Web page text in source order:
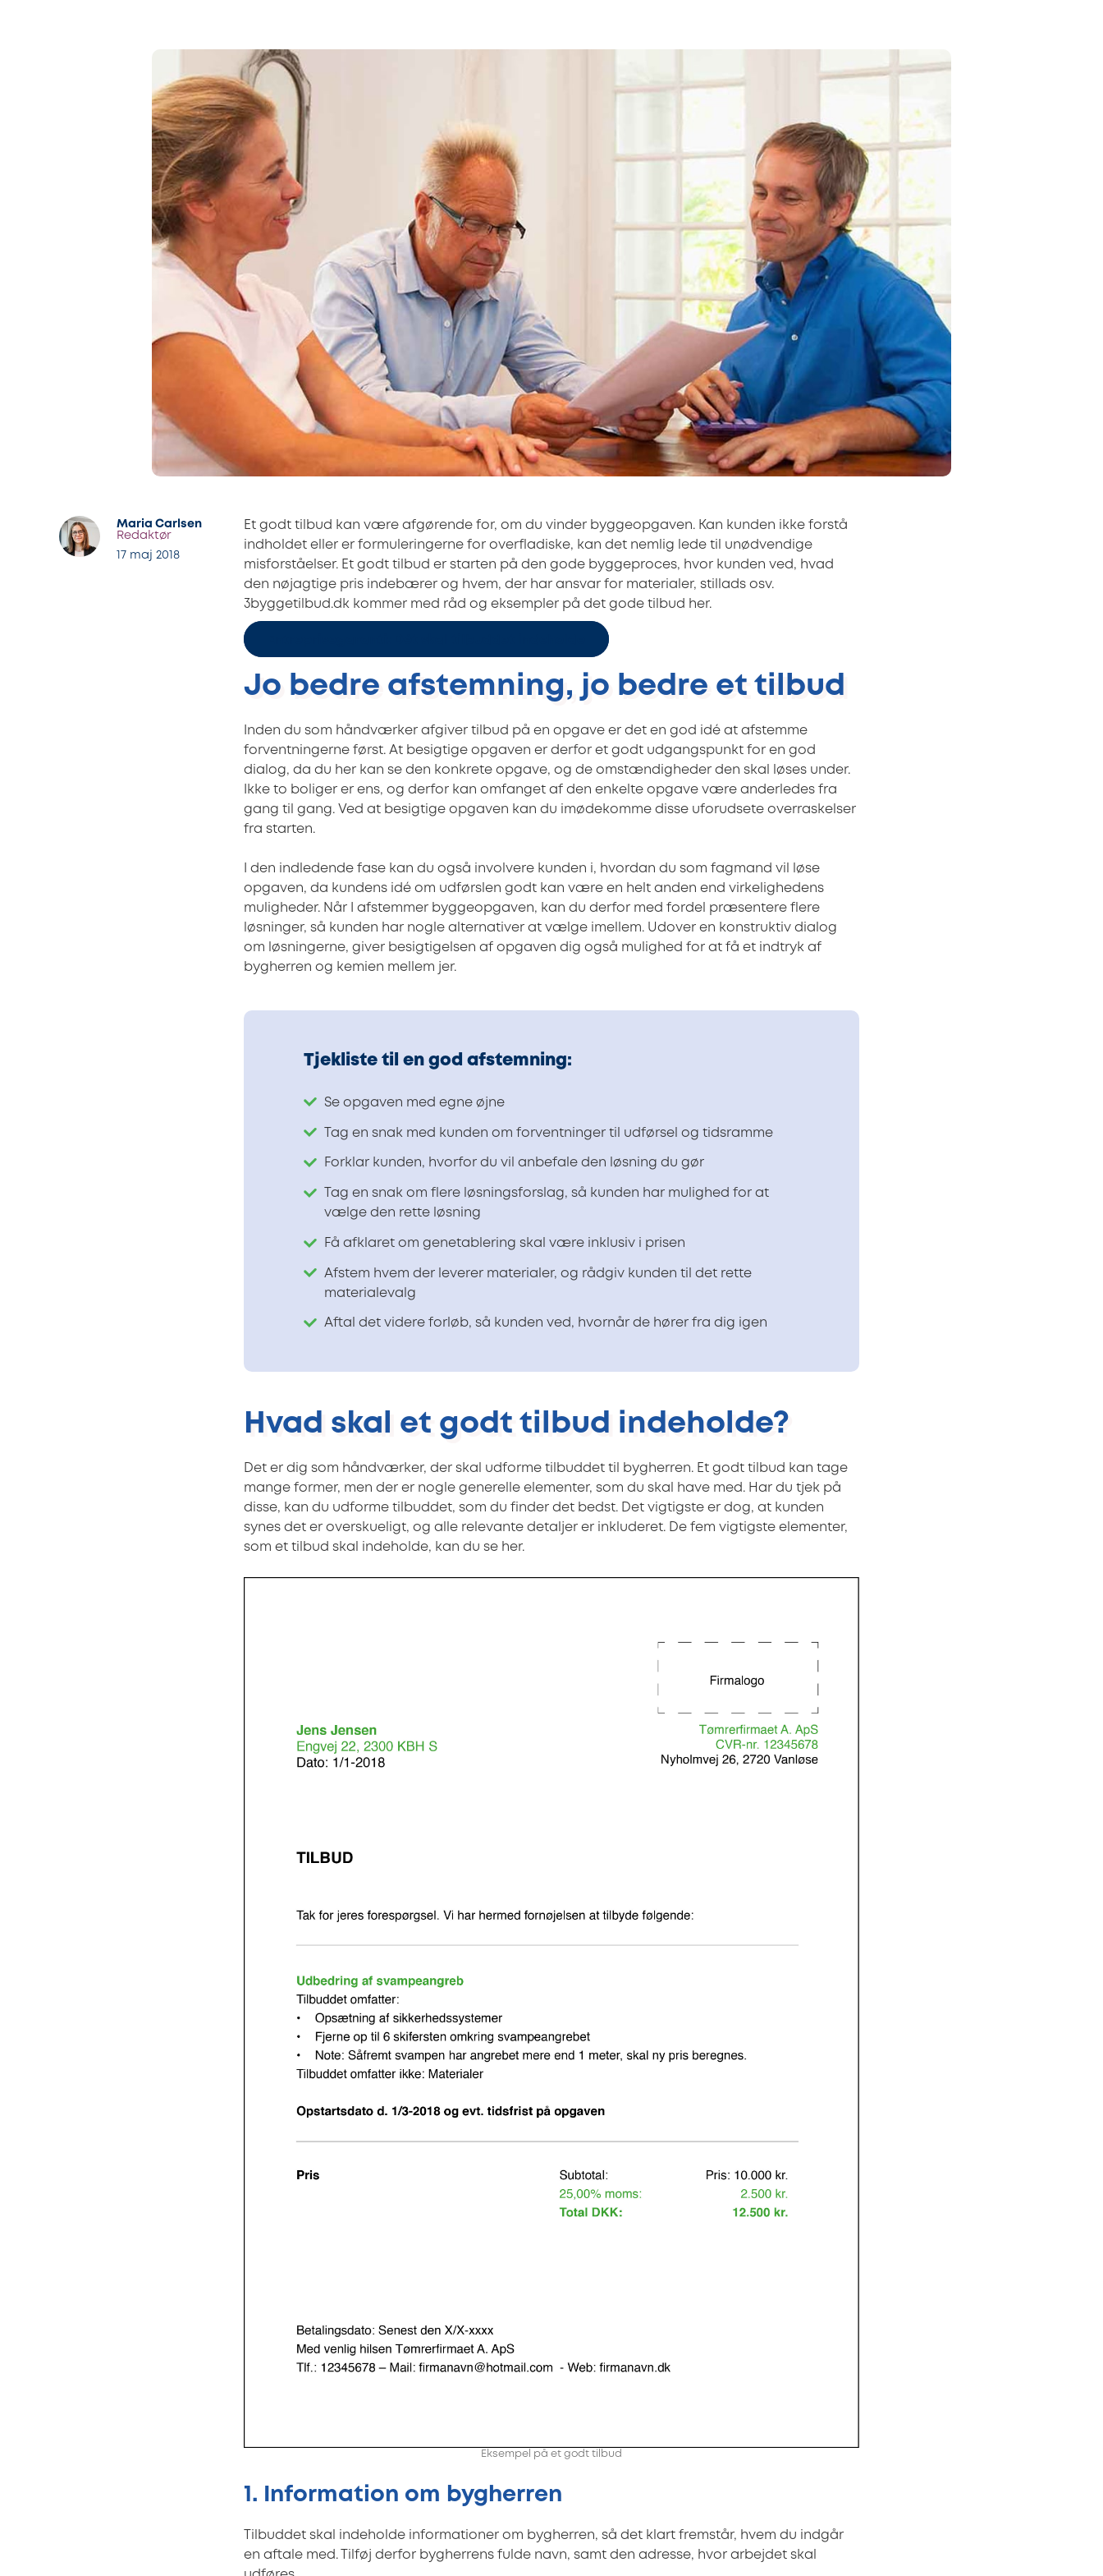
Maria Carlsen
Redaktør
17 maj 2018
Et godt tilbud kan være afgørende for, om du vinder byggeopgaven. Kan kunden ikke forstå
indholdet eller er formuleringerne for overfladiske, kan det nemlig lede til unødvendige
misforståelser. Et godt tilbud er starten på den gode byggeproces, hvor kunden ved, hvad
den nøjagtige pris indebærer og hvem, der har ansvar for materialer, stillads osv.
3byggetilbud.dk kommer med råd og eksempler på det gode tilbud her.
Jo bedre afstemning, jo bedre et tilbud
Inden du som håndværker afgiver tilbud på en opgave er det en god idé at afstemme
forventningerne først. At besigtige opgaven er derfor et godt udgangspunkt for en god
dialog, da du her kan se den konkrete opgave, og de omstændigheder den skal løses under.
Ikke to boliger er ens, og derfor kan omfanget af den enkelte opgave være anderledes fra
gang til gang. Ved at besigtige opgaven kan du imødekomme disse uforudsete overraskelser
fra starten.
I den indledende fase kan du også involvere kunden i, hvordan du som fagmand vil løse
opgaven, da kundens idé om udførslen godt kan være en helt anden end virkelighedens
muligheder. Når I afstemmer byggeopgaven, kan du derfor med fordel præsentere flere
løsninger, så kunden har nogle alternativer at vælge imellem. Udover en konstruktiv dialog
om løsningerne, giver besigtigelsen af opgaven dig også mulighed for at få et indtryk af
bygherren og kemien mellem jer.
Tjekliste til en god afstemning:
Se opgaven med egne øjne
Tag en snak med kunden om forventninger til udførsel og tidsramme
Forklar kunden, hvorfor du vil anbefale den løsning du gør
Tag en snak om flere løsningsforslag, så kunden har mulighed for at
vælge den rette løsning
Få afklaret om genetablering skal være inklusiv i prisen
Afstem hvem der leverer materialer, og rådgiv kunden til det rette
materialevalg
Aftal det videre forløb, så kunden ved, hvornår de hører fra dig igen
Hvad skal et godt tilbud indeholde?
Det er dig som håndværker, der skal udforme tilbuddet til bygherren. Et godt tilbud kan tage
mange former, men der er nogle generelle elementer, som du skal have med. Har du tjek på
disse, kan du udforme tilbuddet, som du finder det bedst. Det vigtigste er dog, at kunden
synes det er overskueligt, og alle relevante detaljer er inkluderet. De fem vigtigste elementer,
som et tilbud skal indeholde, kan du se her.
Eksempel på et godt tilbud
1. Information om bygherren
Tilbuddet skal indeholde informationer om bygherren, så det klart fremstår, hvem du indgår
en aftale med. Tilføj derfor bygherrens fulde navn, samt den adresse, hvor arbejdet skal